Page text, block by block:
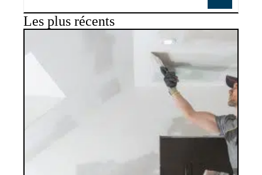
Les plus récents